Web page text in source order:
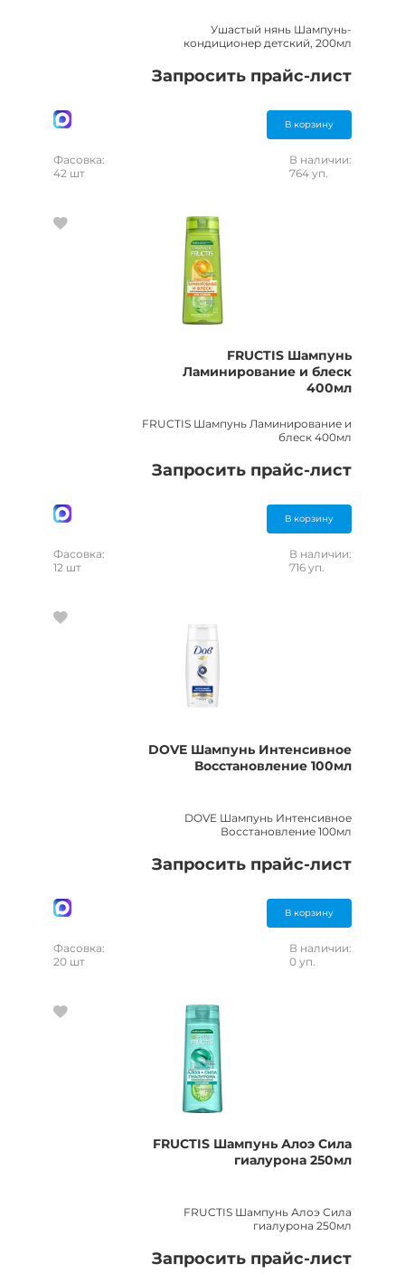
Ушастый нянь Шампунь-
кондиционер детский, 200мл
Запросить прайс-лист
В корзину
Фасовка:
42 шт
В наличии:
764 уп.
FRUCTIS Шампунь
Ламинирование и блеск
400мл
FRUCTIS Шампунь Ламинирование и
блеск 400мл
Запросить прайс-лист
В корзину
Фасовка:
12 шт
В наличии:
716 уп.
DOVE Шампунь Интенсивное
Восстановление 100мл
DOVE Шампунь Интенсивное
Восстановление 100мл
Запросить прайс-лист
В корзину
Фасовка:
20 шт
В наличии:
0 уп.
FRUCTIS Шампунь Алоэ Сила
гиалурона 250мл
FRUCTIS Шампунь Алоэ Сила
гиалурона 250мл
Запросить прайс-лист